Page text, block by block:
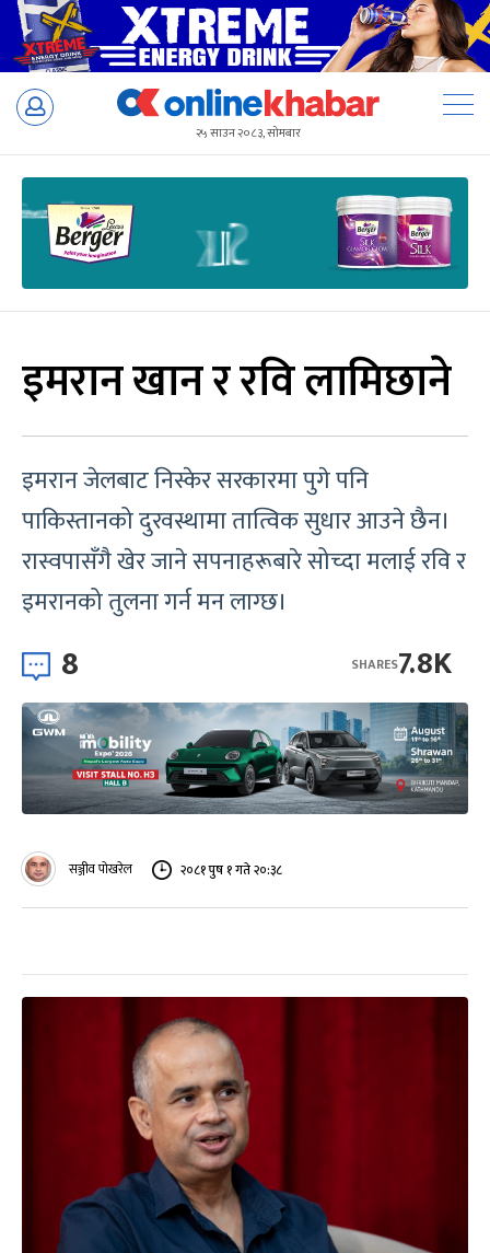
Skip
२५ साउन २०८३, सोमबार
इमरान खान र रवि लामिछाने
इमरान जेलबाट निस्केर सरकारमा पुगे पनि
पाकिस्तानको दुरवस्थामा तात्विक सुधार आउने छैन।
रास्वपासँगै खेर जाने सपनाहरूबारे सोच्दा मलाई रवि र
इमरानको तुलना गर्न मन लाग्छ।
8 7.8K
SHARES
सञ्जीव पोखरेल २०८१ पुष १ गते २०:३८